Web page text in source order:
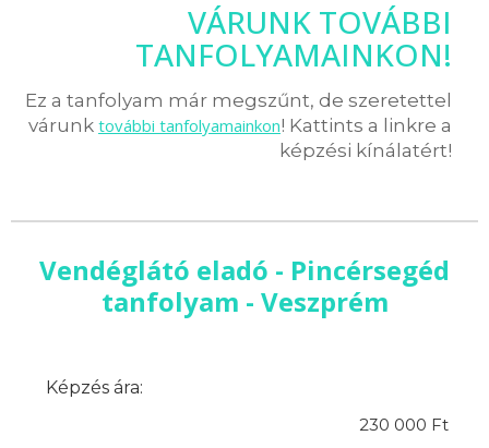
VÁRUNK TOVÁBBI
TANFOLYAMAINKON!
Ez a tanfolyam már megszűnt, de szeretettel
várunk további tanfolyamainkon! Kattints a linkre a
képzési kínálatért!
Vendéglátó eladó - Pincérsegéd
tanfolyam - Veszprém
Képzés ára:
230 000 Ft